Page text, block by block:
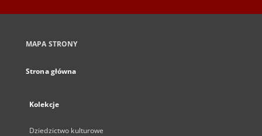
MAPA STRONY
Strona główna
Kolekcje
Dziedzictwo kulturowe